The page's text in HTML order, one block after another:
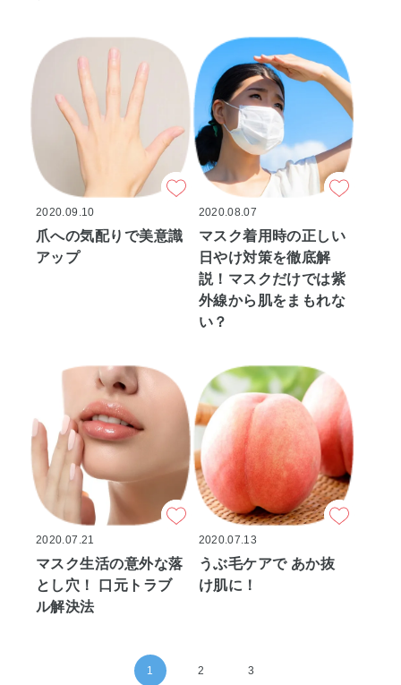
2020.09.10
爪への気配りで美意識
アップ
2020.08.07
マスク着用時の正しい
日やけ対策を徹底解
説！マスクだけでは紫
外線から肌をまもれな
い？
2020.07.21
マスク生活の意外な落
とし穴！ 口元トラブ
ル解決法
2020.07.13
うぶ毛ケアで あか抜
け肌に！
1 2 3